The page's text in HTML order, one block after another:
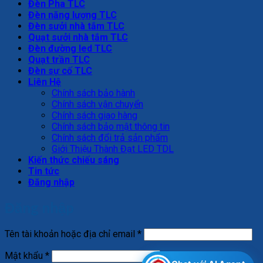
Đèn Pha TLC
Đèn năng lượng TLC
Đèn sưởi nhà tắm TLC
Quạt sưởi nhà tắm TLC
Đèn đường led TLC
Quạt trần TLC
Đèn sự cố TLC
Liên Hệ
Chính sách bảo hành
Chính sách vận chuyển
Chính sách giao hàng
Chính sách bảo mật thông tin
Chính sách đổi trả sản phẩm
Giới Thiệu Thành Đạt LED TDL
Kiến thức chiếu sáng
Tin tức
Đăng nhập
Tên tài khoản hoặc địa chỉ email *Bắt
Mật khẩu *Bắt